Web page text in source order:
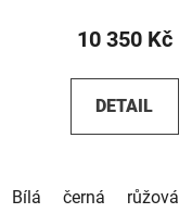
10 350 Kč
DETAIL
Bílá černá růžová